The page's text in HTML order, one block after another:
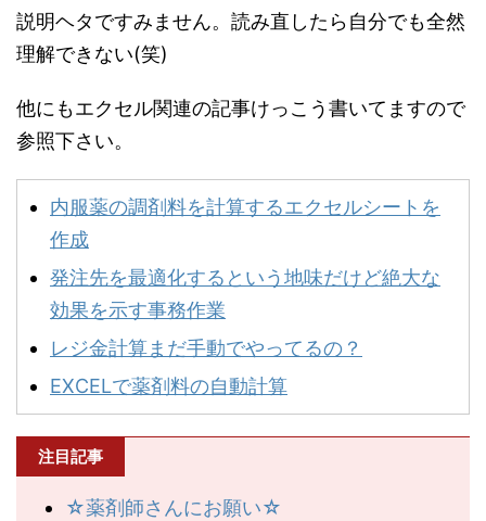
説明ヘタですみません。読み直したら自分でも全然
理解できない(笑)
他にもエクセル関連の記事けっこう書いてますので
参照下さい。
内服薬の調剤料を計算するエクセルシートを
作成
発注先を最適化するという地味だけど絶大な
効果を示す事務作業
レジ金計算まだ手動でやってるの？
EXCELで薬剤料の自動計算
注目記事
☆薬剤師さんにお願い☆